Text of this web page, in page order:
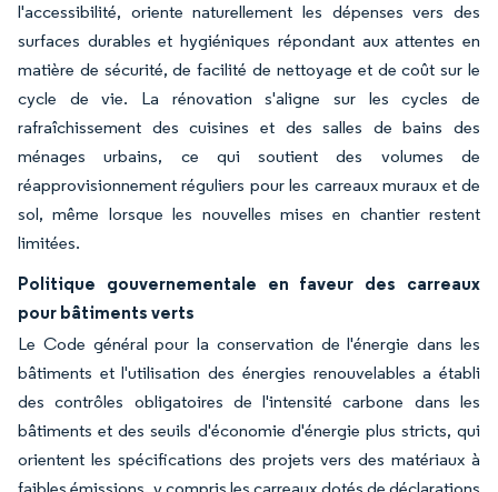
l'accessibilité, oriente naturellement les dépenses vers des
surfaces durables et hygiéniques répondant aux attentes en
matière de sécurité, de facilité de nettoyage et de coût sur le
cycle de vie. La rénovation s'aligne sur les cycles de
rafraîchissement des cuisines et des salles de bains des
ménages urbains, ce qui soutient des volumes de
réapprovisionnement réguliers pour les carreaux muraux et de
sol, même lorsque les nouvelles mises en chantier restent
limitées.
Politique gouvernementale en faveur des carreaux
pour bâtiments verts
Le Code général pour la conservation de l'énergie dans les
bâtiments et l'utilisation des énergies renouvelables a établi
des contrôles obligatoires de l'intensité carbone dans les
bâtiments et des seuils d'économie d'énergie plus stricts, qui
orientent les spécifications des projets vers des matériaux à